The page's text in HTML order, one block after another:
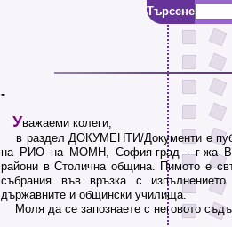
Търсене
-
Уважаеми колеги,
в раздел ДОКУМЕНТИ/Документи е
на РИО на МОМН, София-град - г-жа
райони в Столична община. Пимото е
събрания във връзка с
държавните и общински училища.
Моля да се запознаете с неговото